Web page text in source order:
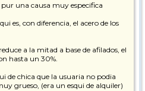
una causa muy especifica
es, con diferencia, el acero de los
a la mitad a base de afilados, el
hasta un 30%.
de chica que la usuaria no podia
grueso, (era un esqui de alquiler)